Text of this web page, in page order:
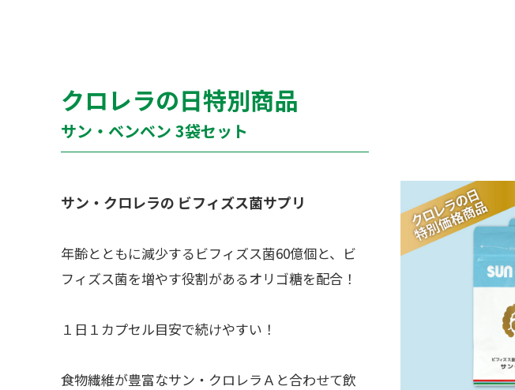
クロレラの日特別商品
サン・ベンベン 3袋セット
サン・クロレラの ビフィズス菌サプリ
年齢とともに減少するビフィズス菌60億個と、ビ
フィズス菌を増やす役割があるオリゴ糖を配合！
１日１カプセル目安で続けやすい！
食物繊維が豊富なサン・クロレラＡと合わせて飲